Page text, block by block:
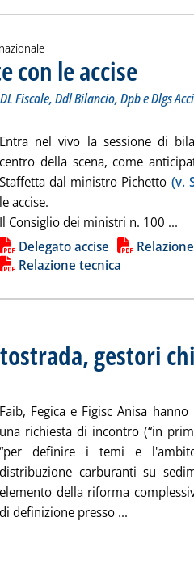
con le accise
Fiscale, Ddl Bilancio, Dpb e Dlgs
Entra nel vivo la sessione di
centro della scena, come
Staffetta dal ministro Pichetto (v.
le accise.
Il Consiglio dei ministri n. 100 ...
notizia
Delegato accise
Relazione tecnica
gestori
martedì 15 ottobre 2024 alle 17.27.
Faib, Fegica e Figisc Anisa
una richiesta di incontro (“in
“per definire i temi e
distribuzione carburanti su
elemento della riforma
di definizione presso ...